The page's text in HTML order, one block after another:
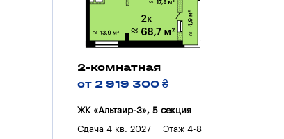
2-комнатная
от 2 919 300 ₴
ЖК «Альтаир-3», 5 секция
Сдача 4 кв. 2027 Этаж 4-8